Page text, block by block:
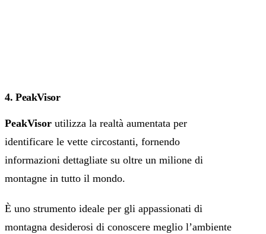
4. PeakVisor
PeakVisor utilizza la realtà aumentata per
identificare le vette circostanti, fornendo
informazioni dettagliate su oltre un milione di
montagne in tutto il mondo.
È uno strumento ideale per gli appassionati di
montagna desiderosi di conoscere meglio l’ambiente